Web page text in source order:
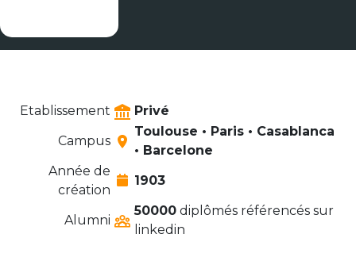
Etablissement
Privé
Campus
Toulouse • Paris • Casablanca
• Barcelone
Année de
création
1903
Alumni
50000 diplômés référencés sur
linkedin